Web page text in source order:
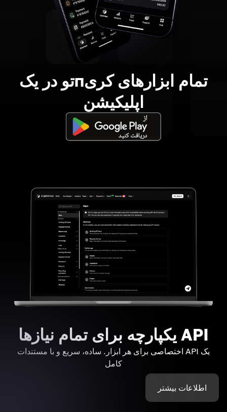
تمام ابزارهای کریпتو در یک
اپلیکیشن
API یکپارچه برای تمام نیازها
یک API اختصاصی برای هر ابزار. ساده، سریع و با مستندات
کامل
اطلاعات بیشتر